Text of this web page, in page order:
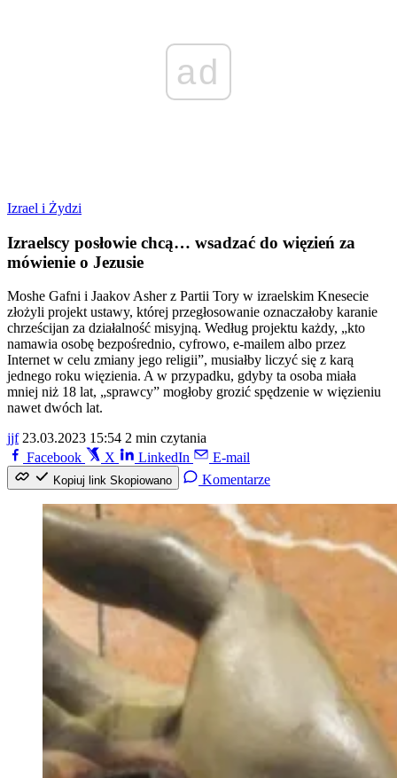
ad
Izrael i Żydzi
Izraelscy posłowie chcą… wsadzać do więzień za
mówienie o Jezusie
Moshe Gafni i Jaakov Asher z Partii Tory w izraelskim Knesecie
złożyli projekt ustawy, której przegłosowanie oznaczałoby karanie
chrześcijan za działalność misyjną. Według projektu każdy, „kto
namawia osobę bezpośrednio, cyfrowo, e-mailem albo przez
Internet w celu zmiany jego religii”, musiałby liczyć się z karą
jednego roku więzienia. A w przypadku, gdyby ta osoba miała
mniej niż 18 lat, „sprawcy” mogłoby grozić spędzenie w więzieniu
nawet dwóch lat.
jjf 23.03.2023 15:54 2 min czytania
Facebook
X LinkedIn E-mail
Kopiuj link Skopiowano Komentarze